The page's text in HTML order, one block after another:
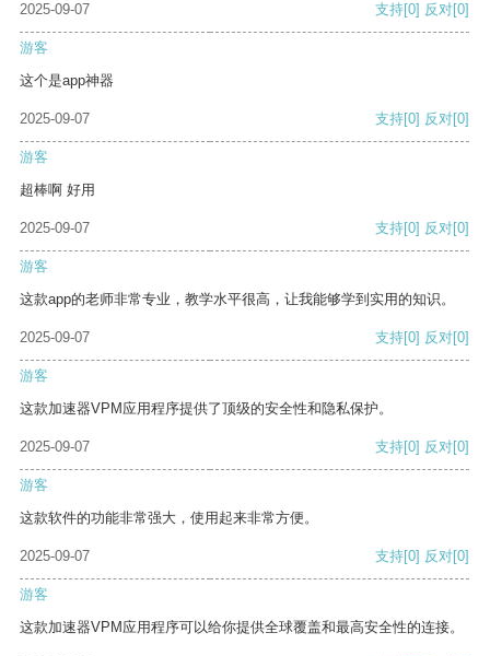
2025-09-07
支持[0] 反对[0]
游客
这个是app神器
2025-09-07 支持[0] 反对[0]
游客
超棒啊 好用
2025-09-07 支持[0] 反对[0]
游客
这款app的老师非常专业，教学水平很高，让我能够学到实用的知识。
2025-09-07 支持[0] 反对[0]
游客
这款加速器VPM应用程序提供了顶级的安全性和隐私保护。
2025-09-07 支持[0] 反对[0]
游客
这款软件的功能非常强大，使用起来非常方便。
2025-09-07 支持[0] 反对[0]
游客
这款加速器VPM应用程序可以给你提供全球覆盖和最高安全性的连接。